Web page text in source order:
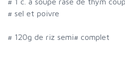
# sel et poivre
# 120g de riz semi# complet